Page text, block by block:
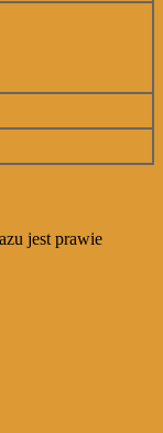
jest prawie